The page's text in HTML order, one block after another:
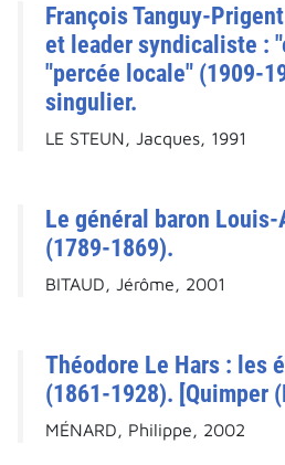
François Tanguy-
et leader syndicaliste :
"percée locale" (1909-
singulier.
LE STEUN, Jacques, 1991
Le général baron
(1789-1869).
BITAUD, Jérôme, 2001
Théodore Le Hars : les
(1861-1928). [Quimper
MÉNARD, Philippe, 2002